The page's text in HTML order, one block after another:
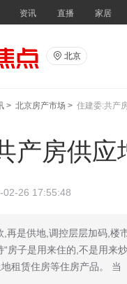
资讯 直播 家居
 北京
> 北京房产市场 > 住建委:共产
产房供应
02-26 17:55:48
,再是供地,调控层层加码,楼
“房子是用来住的,不是用来
租赁住房等住房产品。 当